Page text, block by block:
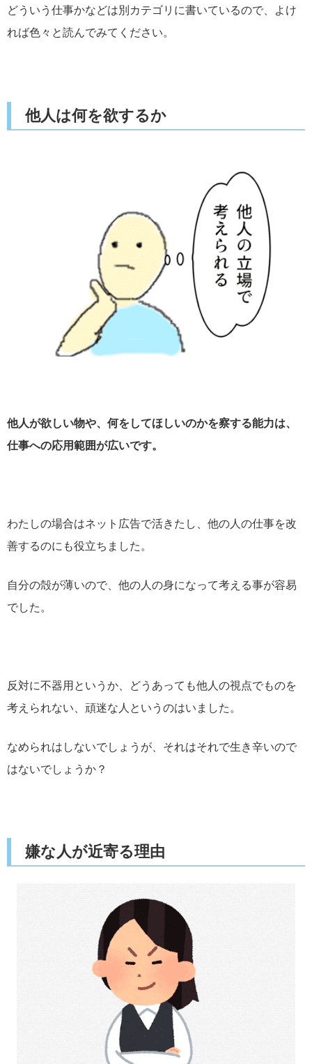
どういう仕事かなどは別カテゴリに書いているので、よけ
れば色々と読んでみてください。
他人は何を欲するか
他人が欲しい物や、何をしてほしいのかを察する能力は、
仕事への応用範囲が広いです。
わたしの場合はネット広告で活きたし、他の人の仕事を改
善するのにも役立ちました。
自分の殻が薄いので、他の人の身になって考える事が容易
でした。
反対に不器用というか、どうあっても他人の視点でものを
考えられない、頑迷な人というのはいました。
なめられはしないでしょうが、それはそれで生き辛いので
はないでしょうか？
嫌な人が近寄る理由